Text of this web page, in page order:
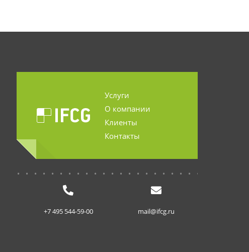
Услуги
О компании
Клиенты
Контакты
+7 495 544-59-00 mail@ifcg.ru